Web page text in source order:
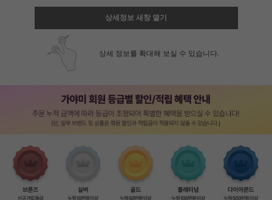
상세정보 새창 열기
상세 정보를 확대해 보실 수 있습니다.